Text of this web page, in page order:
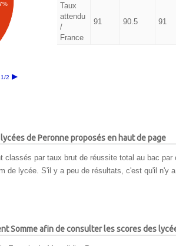
1/2
Taux
attendu
/
France
91 90.5 91
de Peronne proposés en haut de page
classés par taux brut de réussite total au bac
de lycée. S'il y a peu de résultats, c'est qu'il
Somme afin de consulter les scores des